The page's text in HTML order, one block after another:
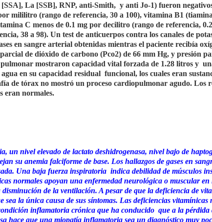
La [SSB], RNP, anti-Smith, y anti Jo-1) fueron
mililitro (rango de referencia, 30 a 100), vitamina B1
C menos de 0.1 mg por decilitro (rango de referencia,
38 a 98). Un test de anticuerpos contra los canales de
en sangre arterial obtenidas mientras el paciente recibía
de dióxido de carbono (Pco2) de 66 mm Hg, y presión
mostraron capacidad vital forzada de 1.28 litros y
en su capacidad residual funcional, los cuales eran
de tórax no mostró un proceso cardiopulmonar agudo. Los
eran normales.
un nivel elevado de lactato deshidrogenasa, nivel bajo de
su anemia falciforme de base. Los hallazgos de gases en
Una baja fuerza inspiratoria indica debilidad de músculos
normales apoyan una enfermedad neurológica o muscular en
disminución de la ventilación. A pesar de que la deficiencia de
sea la única causa de sus síntomas. Las deficiencias vitamínicas
inflamatoria crónica que ha conducido que a la pérdida
hace que una miopatía inflamatoria sea un diagnóstico muy